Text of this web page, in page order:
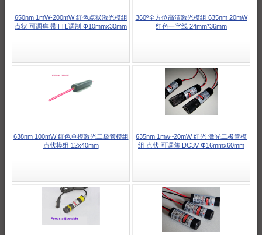
650nm 1mW-200mW 红色点状激光模组
点状 可调焦 带TTL调制 Φ10mmx30mm
360º全方位高清激光模组 635nm 20mW
红色一字线 24mm*36mm
638nm 100mW 红色单模激光二极管模组
点状模组 12x40mm
635nm 1mw~20mW 红光 激光二极管模
组 点状 可调焦 DC3V Φ16mmx60mm